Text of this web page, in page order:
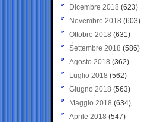
Dicembre 2018 (623)
Novembre 2018 (603)
Ottobre 2018 (631)
Settembre 2018 (586)
Agosto 2018 (362)
Luglio 2018 (562)
Giugno 2018 (563)
Maggio 2018 (634)
Aprile 2018 (547)